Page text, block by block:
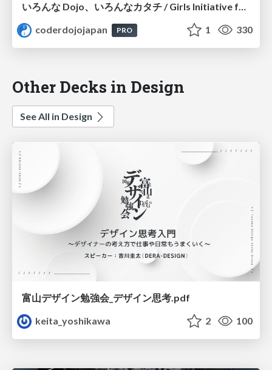
いろんな Dojo、いろんなカタチ / Girls Initiative for CoderDojo
coderdojojapan
PRO 1 330
Other Decks in Design
See All in Design
富山デザイン勉強会_デザイン思考.pdf
keita_yoshikawa
2 100